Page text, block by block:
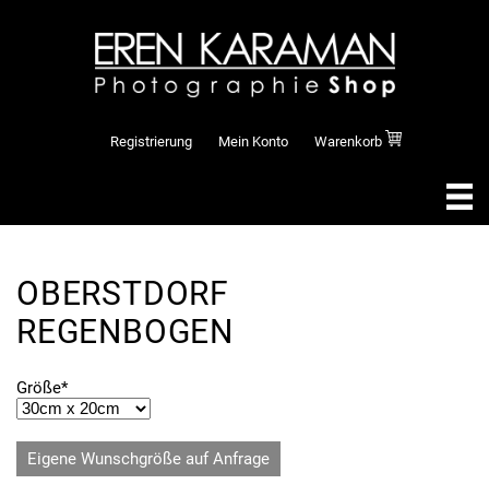
Registrierung Mein Konto Warenkorb
OBERSTDORF
REGENBOGEN
Pflichtfeld
Größe*
Eigene Wunschgröße auf Anfrage